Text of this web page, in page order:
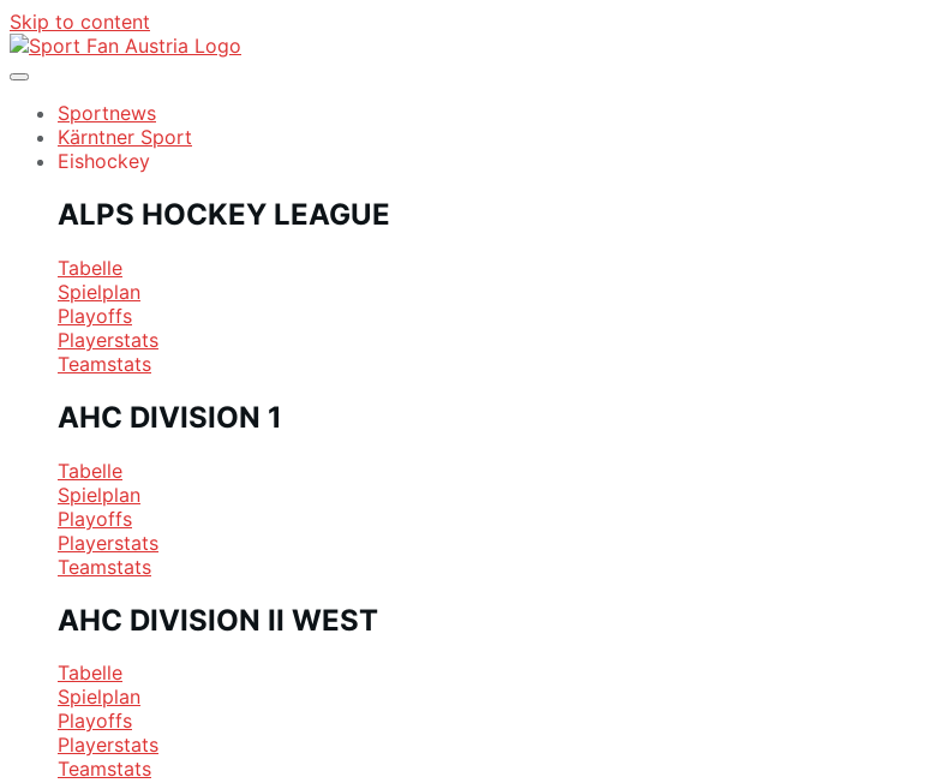
Skip to content
Sportnews
Kärntner Sport
Eishockey
ALPS HOCKEY LEAGUE
Tabelle
Spielplan
Playoffs
Playerstats
Teamstats
AHC DIVISION 1
Tabelle
Spielplan
Playoffs
Playerstats
Teamstats
AHC DIVISION II WEST
Tabelle
Spielplan
Playoffs
Playerstats
Teamstats